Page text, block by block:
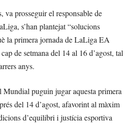
va prosseguir el responsable de
s’han plantejat “solucions
la primera jornada de LaLiga EA
de setmana del 14 al 16 d’agost, tal
anys.
Mundial puguin jugar aquesta primera
del 14 d’agost, afavorint al màxim
d’equilibri i justícia esportiva